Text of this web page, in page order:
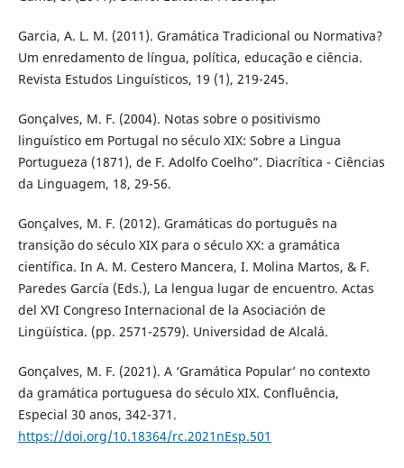
Garcia, A. L. M. (2011). Gramática Tradicional ou Normativa?
Um enredamento de língua, política, educação e ciência.
Revista Estudos Linguísticos, 19 (1), 219-245.
Gonçalves, M. F. (2004). Notas sobre o positivismo
linguístico em Portugal no século XIX: Sobre a Lingua
Portugueza (1871), de F. Adolfo Coelho”. Diacrítica - Ciências
da Linguagem, 18, 29-56.
Gonçalves, M. F. (2012). Gramáticas do português na
transição do século XIX para o século XX: a gramática
científica. In A. M. Cestero Mancera, I. Molina Martos, & F.
Paredes García (Eds.), La lengua lugar de encuentro. Actas
del XVI Congreso Internacional de la Asociación de
Lingüística. (pp. 2571-2579). Universidad de Alcalá.
Gonçalves, M. F. (2021). A ‘Gramática Popular’ no contexto
da gramática portuguesa do século XIX. Confluência,
Especial 30 anos, 342-371.
https://doi.org/10.18364/rc.2021nEsp.501